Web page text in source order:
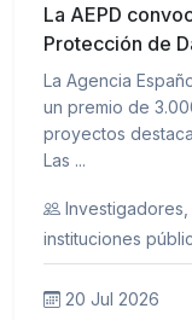
La AEPD
Protección de
La Agencia
un premio de
proyectos
Las ...
instituciones
20 Jul 2026